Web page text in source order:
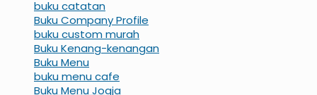
buku catatan
Buku Company Profile
buku custom murah
Buku Kenang-kenangan
Buku Menu
buku menu cafe
Buku Menu Jogja